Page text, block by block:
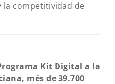
la competitividad de
Kit Digital a la
més de 39.700